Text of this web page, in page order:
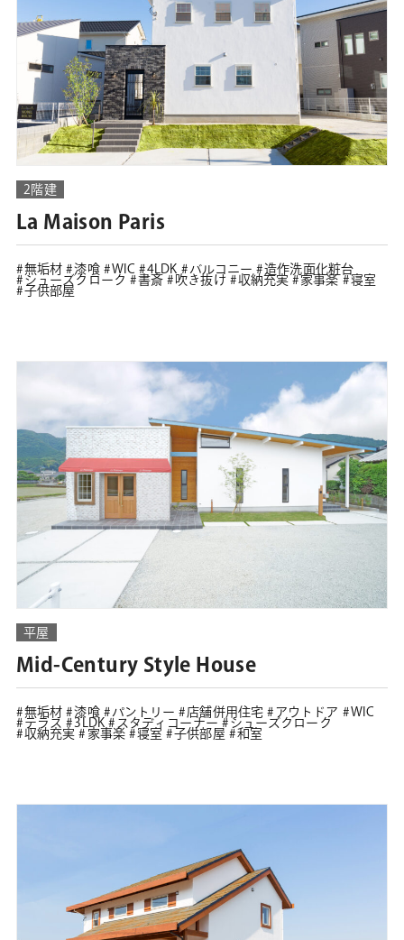
2階建
La Maison Paris
無垢材 漆喰 WIC 4LDK バルコニー
造作洗面化粧台
シューズクローク
書斎 吹き抜け 収納充実 家事楽
寝室
子供部屋
平屋
Mid-Century Style House
無垢材 漆喰 パントリー 店舗併用住宅 アウトドア
WIC
テラス
3LDK スタディコーナー
シューズクローク
収納充実
家事楽 寝室 子供部屋 和室